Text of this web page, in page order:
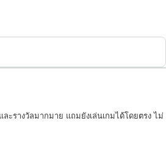
รางวัลมากมาย แถมยังเล่นเกมได้โดยตรง ไม่